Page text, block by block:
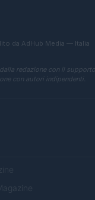
da AdHub Media — Italia
redazione con il
con autori indipendenti.